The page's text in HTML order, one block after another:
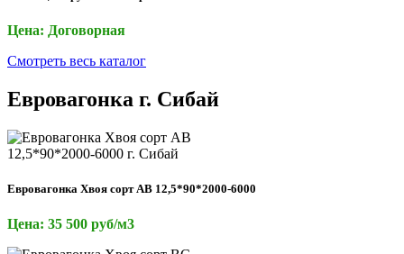
Цена: Договорная
Смотреть весь каталог
Евровагонка г. Сибай
Евровагонка Хвоя сорт AB 12,5*90*2000-6000
Цена: 35 500 руб/м3